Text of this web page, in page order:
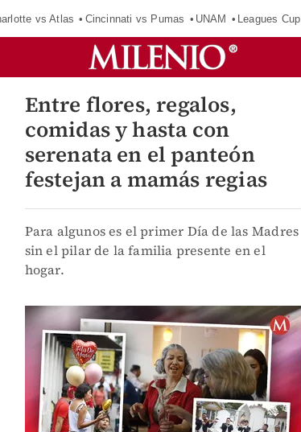
vs Atlas Cincinnati vs Pumas UNAM Leagues Cup
Entre flores, regalos,
comidas y hasta con
serenata en el panteón
festejan a mamás regias
Para algunos es el primer Día de las Madres
sin el pilar de la familia presente en el
hogar.